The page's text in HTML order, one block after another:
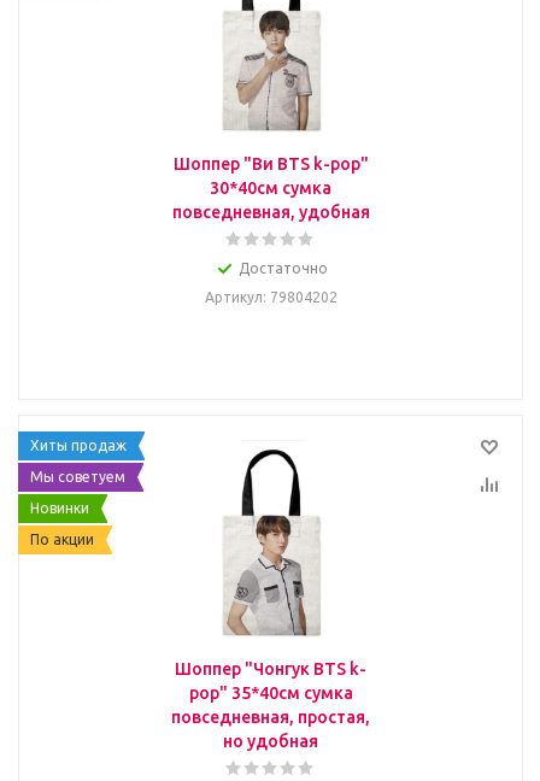
Шоппер "Ви BTS k-pop"
30*40см сумка
повседневная, удобная
Достаточно
Артикул: 79804202
Хиты продаж
Мы советуем
Новинки
По акции
Шоппер "Чонгук BTS k-
pop" 35*40см сумка
повседневная, простая,
но удобная